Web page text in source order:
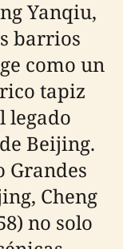
Yanqiu,
barrios
como un
tapiz
legado
Beijing.
Grandes
Cheng
no solo